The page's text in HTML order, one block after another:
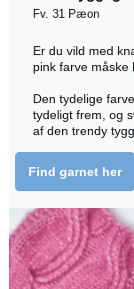
Fv. 31 Pæon
Er du vild med
pink farve måske
Den tydelige
tydeligt frem, og
af den trendy
Find garnet her